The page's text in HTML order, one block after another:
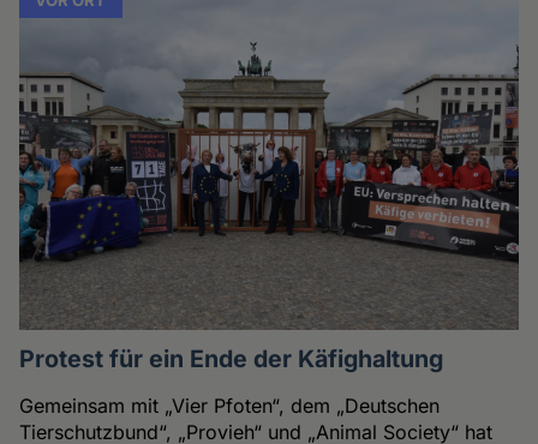
Protest für ein Ende der Käfighaltung
Gemeinsam mit „Vier Pfoten“, dem „Deutschen
Tierschutzbund“, „Provieh“ und „Animal Society“ hat